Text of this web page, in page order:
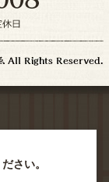
さい。